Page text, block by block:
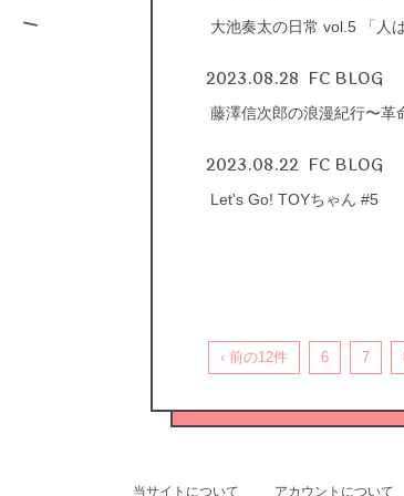
大池奏太の日常 vol.5 「人
2023.08.28 FC BLOG
藤澤信次郎の浪漫紀行〜革
2023.08.22 FC BLOG
Let's Go! TOYちゃん #5
‹ 前の12件 6 7
当サイトについて アカウントについて